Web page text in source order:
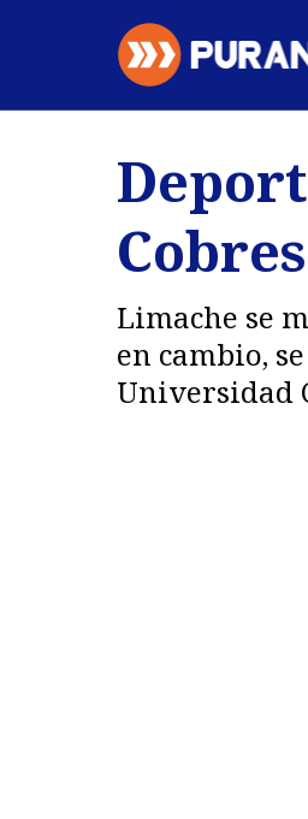
Regiones
Deportes
Limache se
en cambio,
Universidad